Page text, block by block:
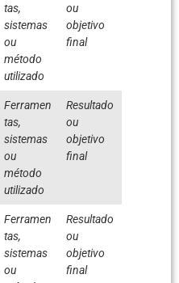
tas,
sistemas
ou
método
utilizado
ou
objetivo
final
Ferramen
tas,
sistemas
ou
método
utilizado
Resultado
ou
objetivo
final
Ferramen
tas,
sistemas
ou
Resultado
ou
objetivo
final